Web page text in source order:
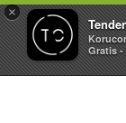
×
Gratis -